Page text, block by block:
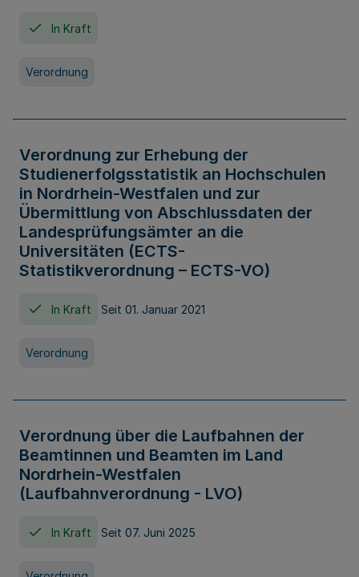
In Kraft
Verordnung
Verordnung zur Erhebung der
Studienerfolgsstatistik an Hochschulen
in Nordrhein-Westfalen und zur
Übermittlung von Abschlussdaten der
Landesprüfungsämter an die
Universitäten (ECTS-
Statistikverordnung – ECTS-VO)
In Kraft Seit 01. Januar 2021
Verordnung
Verordnung über die Laufbahnen der
Beamtinnen und Beamten im Land
Nordrhein-Westfalen
(Laufbahnverordnung - LVO)
In Kraft Seit 07. Juni 2025